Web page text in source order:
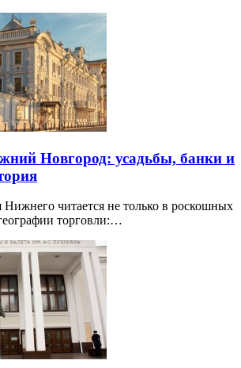
Новгород: усадьбы, банки и
Нижнего читается не только в роскошных
торговли:…